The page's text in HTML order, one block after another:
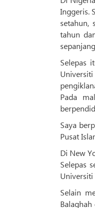
Inggeris.
setahun,
tahun
Selepas
Pada
Saya
Pusat
Di New
Selepas
Universiti
Selain